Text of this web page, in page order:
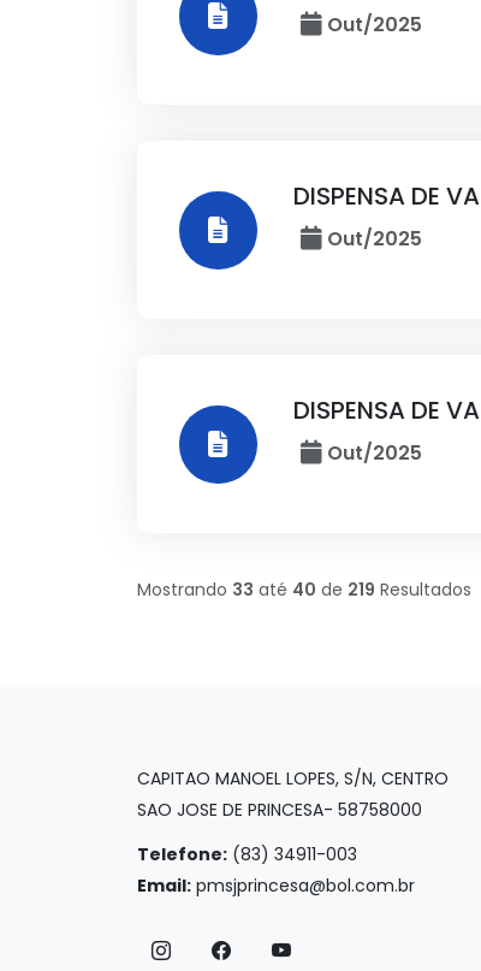
Out/2025
DISPENSA DE
Out/2025
DISPENSA DE
Out/2025
Mostrando 33 até 40 de 219 Resultados
CAPITAO MANOEL LOPES, S/N, CENTRO
SAO JOSE DE PRINCESA- 58758000
Telefone: (83) 34911-003
Email: pmsjprincesa@bol.com.br